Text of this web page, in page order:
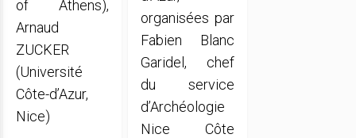
of Athens),
Arnaud
ZUCKER
(Université
Côte-d’Azur,
Nice)
organisées par
Fabien Blanc
Garidel, chef
du service
d’Archéologie
Nice Côte